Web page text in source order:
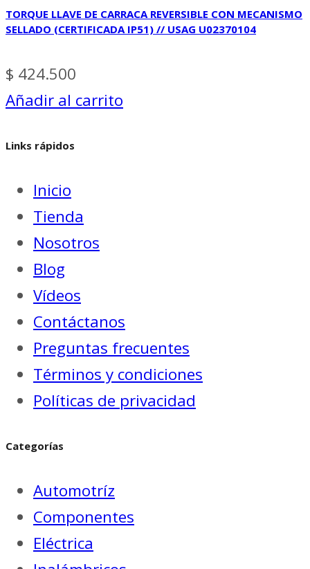
TORQUE LLAVE DE CARRACA REVERSIBLE CON MECANISMO
SELLADO (CERTIFICADA IP51) // USAG U02370104
$ 424.500
Añadir al carrito
Links rápidos
Inicio
Tienda
Nosotros
Blog
Vídeos
Contáctanos
Preguntas frecuentes
Términos y condiciones
Políticas de privacidad
Categorías
Automotríz
Componentes
Eléctrica